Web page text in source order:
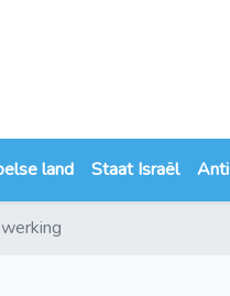
land Staat Israël